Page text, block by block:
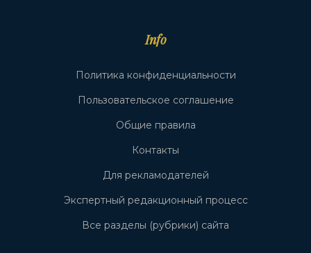
Info
Политика конфиденциальности
Пользовательское соглашение
Общие правила
Контакты
Для рекламодателей
Экспертный редакционный процесс
Все разделы (рубрики) сайта